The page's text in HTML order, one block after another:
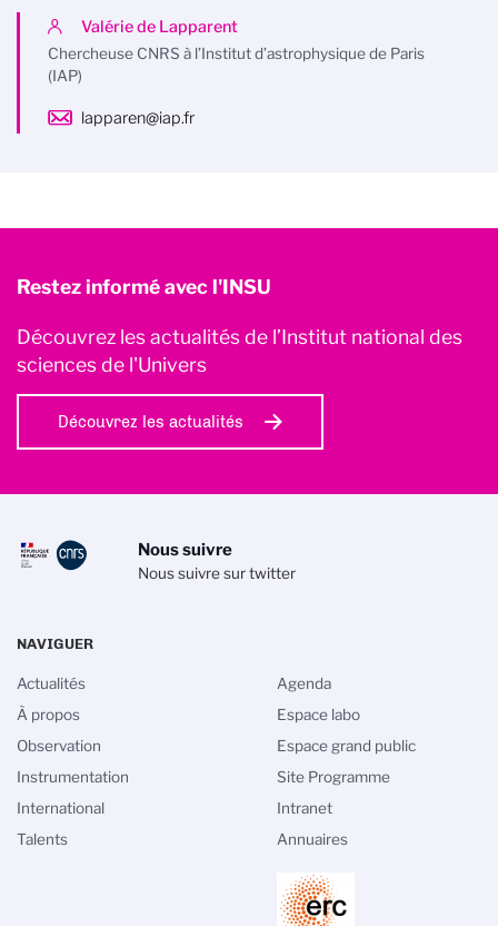
Valérie de Lapparent
Chercheuse CNRS à l’Institut d’astrophysique de Paris
(IAP)
lapparen@iap.fr
Restez informé avec l'INSU
Découvrez les actualités de l’Institut national des
sciences de l'Univers
Découvrez les actualités
Nous suivre
Nous suivre sur twitter
NAVIGUER
Actualités
À propos
Observation
Instrumentation
International
Talents
Agenda
Espace labo
Espace grand public
Site Programme
Intranet
Annuaires